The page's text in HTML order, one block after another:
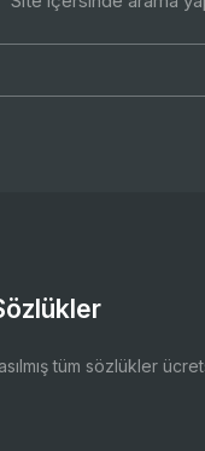
tüm sözlükler